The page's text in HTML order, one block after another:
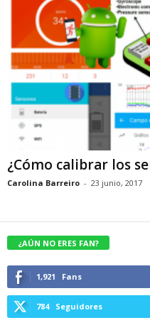
¿Cómo calibrar los
Carolina Barreiro - 23 junio, 2017
¿AÚN NO ERES FAN?
1,921 Fans
784 Seguidores